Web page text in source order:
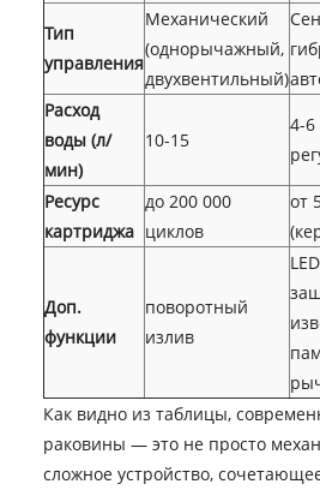
Тип
управления
Механический
(однорычажный,
двухвентильный)
Расход
воды (л/
мин)
10-15
4-6
Ресурс
картриджа
до 200 000
циклов
от
Доп.
функции
поворотный
излив
Как видно из таблицы,
раковины — это не просто
сложное устройство,